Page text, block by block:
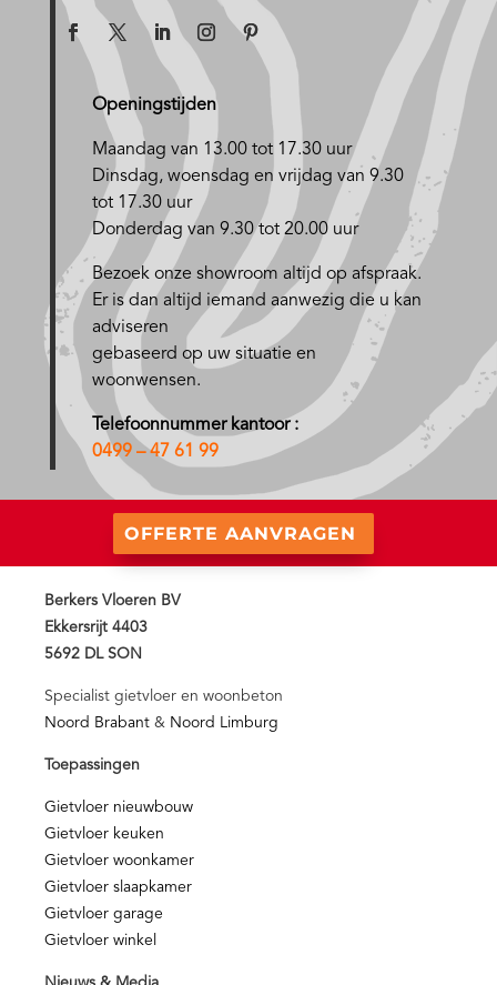
Openingstijden
Maandag van 13.00 tot 17.30 uur
Dinsdag, woensdag en vrijdag van 9.30
tot 17.30 uur
Donderdag van 9.30 tot 20.00 uur
Bezoek onze showroom altijd op afspraak.
Er is dan altijd iemand aanwezig die u kan
adviseren
gebaseerd op uw situatie en
woonwensen.
Telefoonnummer kantoor :
0499 – 47 61 99
OFFERTE AANVRAGEN
Berkers Vloeren BV
Ekkersrijt 4403
5692 DL SON
Specialist gietvloer en woonbeton
Noord Brabant & Noord Limburg
Toepassingen
Gietvloer nieuwbouw
Gietvloer keuken
Gietvloer woonkamer
Gietvloer slaapkamer
Gietvloer garage
Gietvloer winkel